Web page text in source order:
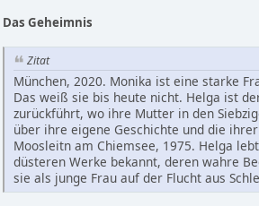
Das Geheimnis
Zitat
München, 2020. Monika ist eine starke
Das weiß sie bis heute nicht. Helga ist
zurückführt, wo ihre Mutter in den
über ihre eigene Geschichte und die
Moosleitn am Chiemsee, 1975. Helga
düsteren Werke bekannt, deren wahre
sie als junge Frau auf der Flucht aus